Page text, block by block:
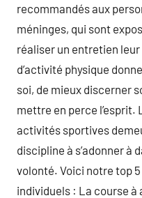
recommandés aux
méninges, qui sont
réaliser un entretien
d’activité physique
soi, de mieux discerner
mettre en perce l’esprit.
activités sportives
discipline à s’adonner à
volonté. Voici notre top
individuels : La course à